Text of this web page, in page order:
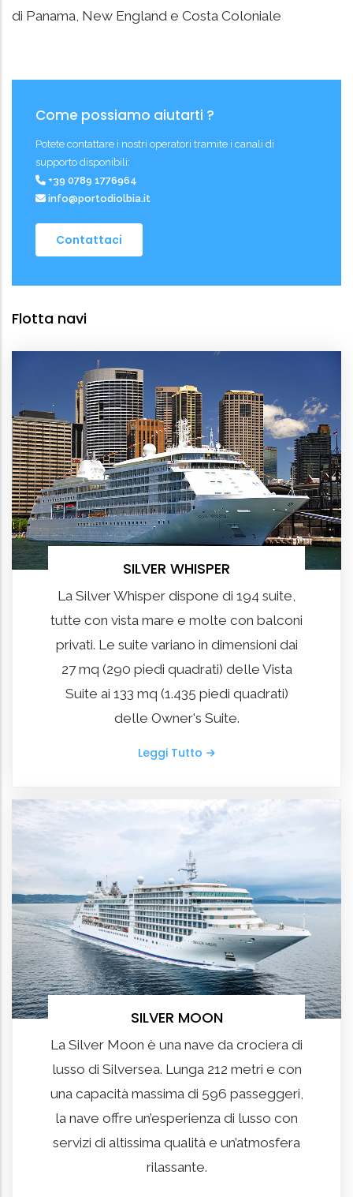
di Panama, New England e Costa Coloniale
Come possiamo aiutarti ?
Potete contattare i nostri operatori tramite i canali di
supporto disponibili:
+39 0789 1776964
info@portodiolbia.it
Contattaci
Flotta navi
SILVER WHISPER
La Silver Whisper dispone di 194 suite,
tutte con vista mare e molte con balconi
privati. Le suite variano in dimensioni dai
27 mq (290 piedi quadrati) delle Vista
Suite ai 133 mq (1.435 piedi quadrati)
delle Owner's Suite.
Leggi Tutto
SILVER MOON
La Silver Moon è una nave da crociera di
lusso di Silversea. Lunga 212 metri e con
una capacità massima di 596 passeggeri,
la nave offre un’esperienza di lusso con
servizi di altissima qualità e un’atmosfera
rilassante.